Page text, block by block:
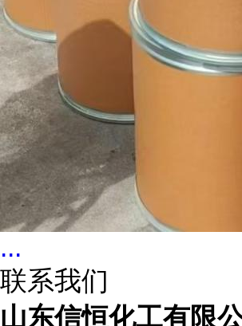
...
联系我们
山东信恒化工有限